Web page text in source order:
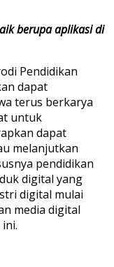
berupa aplikasi di
Pendidikan
dapat
terus berkarya
untuk
dapat
melanjutkan
pendidikan
digital yang
digital mulai
media digital